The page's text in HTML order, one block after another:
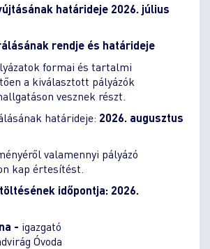
határideje 2026. július
rendje és határideje
formai és tartalmi
a kiválasztott pályázók
vesznek részt.
határideje: 2026. augusztus
valamennyi pályázó
kap értesítést.
időpontja: 2026.
- igazgató
Óvoda